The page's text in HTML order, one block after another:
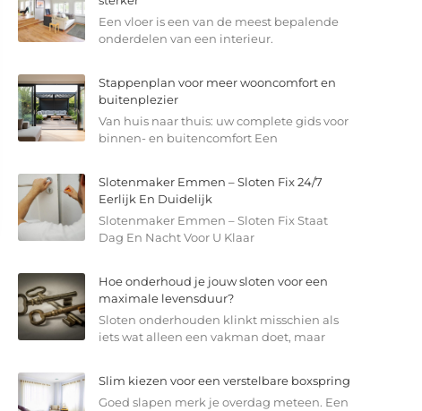
Een vloer is een van de meest bepalende
onderdelen van een interieur.
Stappenplan voor meer wooncomfort en
buitenplezier
Van huis naar thuis: uw complete gids voor
binnen- en buitencomfort Een
Slotenmaker Emmen – Sloten Fix 24/7
Eerlijk En Duidelijk
Slotenmaker Emmen – Sloten Fix Staat
Dag En Nacht Voor U Klaar
Hoe onderhoud je jouw sloten voor een
maximale levensduur?
Sloten onderhouden klinkt misschien als
iets wat alleen een vakman doet, maar
Slim kiezen voor een verstelbare boxspring
Goed slapen merk je overdag meteen. Een